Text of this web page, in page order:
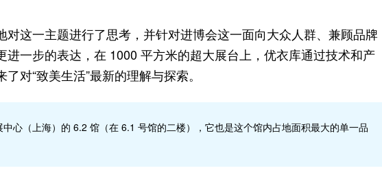
对这一主题进行了思考，并针对进博会这一面向大众人群、兼顾品牌
进一步的表达，在 1000 平方米的超大展台上，优衣库通过技术和产
对“致美生活”最新的理解与探索。
心（上海）的 6.2 馆（在 6.1 号馆的二楼），它也是这个馆内占地面积最大的单一品